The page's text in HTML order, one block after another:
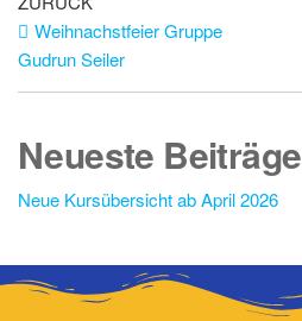
Weihnachstfeier Gruppe
Gudrun Seiler
Neueste Beiträge
Neue Kursübersicht ab April 2026